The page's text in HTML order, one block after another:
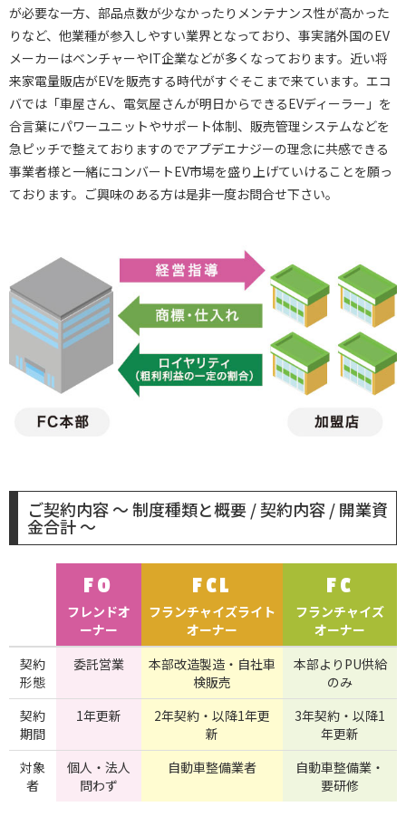
が必要な一方、部品点数が少なかったりメンテナンス性が高かった
りなど、他業種が参入しやすい業界となっており、事実諸外国のEV
メーカーはベンチャーやIT企業などが多くなっております。近い将
来家電量販店がEVを販売する時代がすぐそこまで来ています。エコ
バでは「車屋さん、電気屋さんが明日からできるEVディーラー」を
合言葉にパワーユニットやサポート体制、販売管理システムなどを
急ピッチで整えておりますのでアプデエナジーの理念に共感できる
事業者様と一緒にコンバートEV市場を盛り上げていけることを願っ
ております。ご興味のある方は是非一度お問合せ下さい。
ご契約内容 ～ 制度種類と概要 / 契約内容 / 開業資
金合計 ～
FO
フレンドオ
ーナー
FCL
フランチャイズライト
オーナー
FC
フランチャイズ
オーナー
契約
形態
委託営業
本部改造製造・自社車
検販売
本部よりPU供給
のみ
契約
期間
1年更新
2年契約・以降1年更
新
3年契約・以降1
年更新
対象
者
個人・法人
問わず
自動車整備業者
自動車整備業・
要研修